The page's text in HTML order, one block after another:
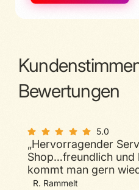
Bewertungen
5.0
„Hervorragender
Shop…freundlich und
kommt man gern
R. Rammelt